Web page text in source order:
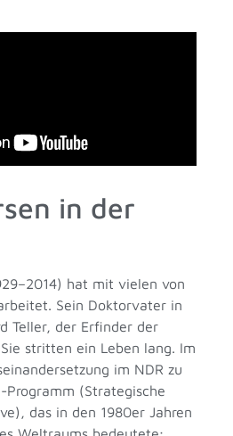
in der
hat mit vielen von
Sein Doktorvater in
Teller, der Erfinder der
stritten ein Leben lang. Im
im NDR zu
Programm (Strategische
das in den 1980er Jahren